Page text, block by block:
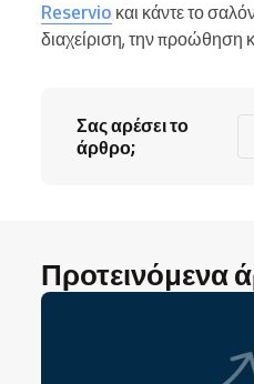
Reservio και κάντε το
διαχείριση, την προώθηση
Σας αρέσει το
άρθρο;
Προτεινόμενα